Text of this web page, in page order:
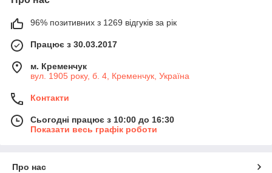
96% позитивних з 1269 відгуків за рік
Працює з 30.03.2017
м. Кременчук
вул. 1905 року, б. 4, Кременчук, Україна
Контакти
Сьогодні працює з 10:00 до 16:30
Показати весь графік роботи
Про нас